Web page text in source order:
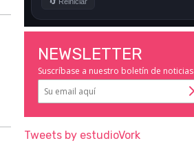
NEWSLETTER
Suscríbase a nuestro boletín de noticias
Tweets by estudioVork